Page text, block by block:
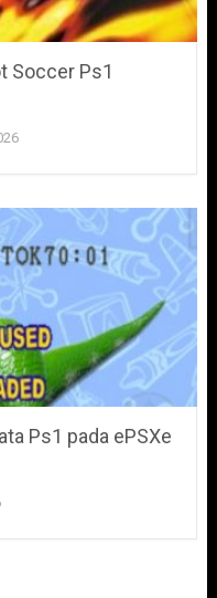
Soccer Ps1
Ps1 pada ePSXe